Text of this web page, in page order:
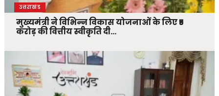
उत्तराखंड
मुख्यमंत्री ने विभिन्न विकास योजनाओं के लिए ₹5
करोड़ की वित्तीय स्वीकृति दी…